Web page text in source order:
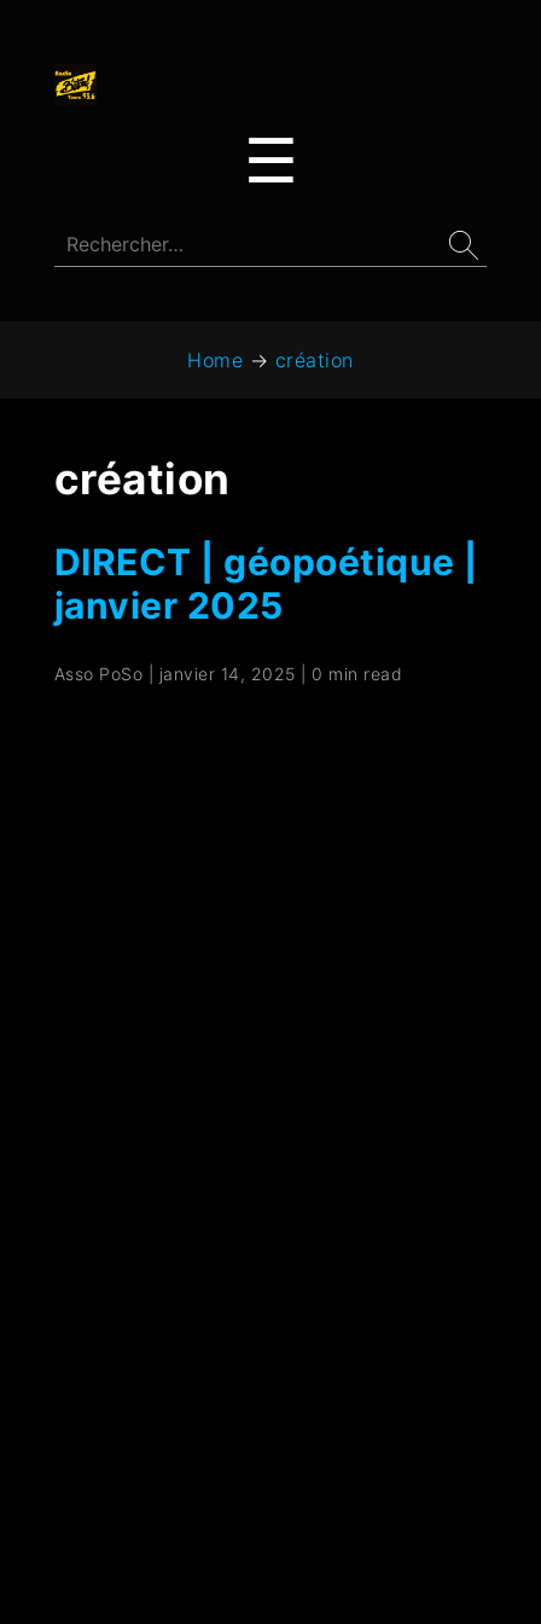
☰
Home → création
création
DIRECT | géopoétique |
janvier 2025
Asso PoSo janvier 14, 2025 0 min read